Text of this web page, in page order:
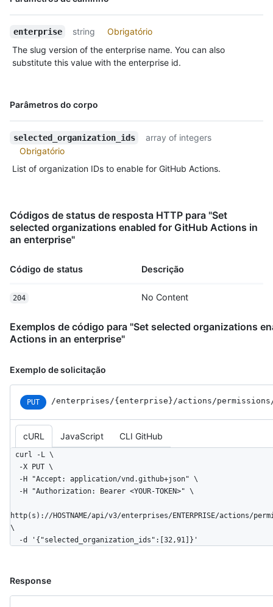
enterprise string
Obrigatório
The slug version of the enterprise name. You can also
substitute this value with the enterprise id.
Parâmetros do corpo
Nome,
selected_organization_ids
array of integers
Obrigatório
List of organization IDs to enable for GitHub Actions.
Códigos de status de resposta HTTP para "Set
selected organizations enabled for GitHub Actions in
an enterprise"
Código de status Descrição
204 No Content
Exemplos de código para "Set selected organizations
Actions in an enterprise"
Exemplo de solicitação
PUT /enterprises /{enterprise} /actions /permissions
cURL JavaScript CLI GitHub
curl -L \
http(s)://HOSTNAME/api/v3/enterprises/ENTERPRISE/actions/
\
  -d '{"selected_organization_ids":[32,91]}'
Response